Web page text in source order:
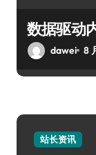
数据驱动
dawei 8
站长资讯